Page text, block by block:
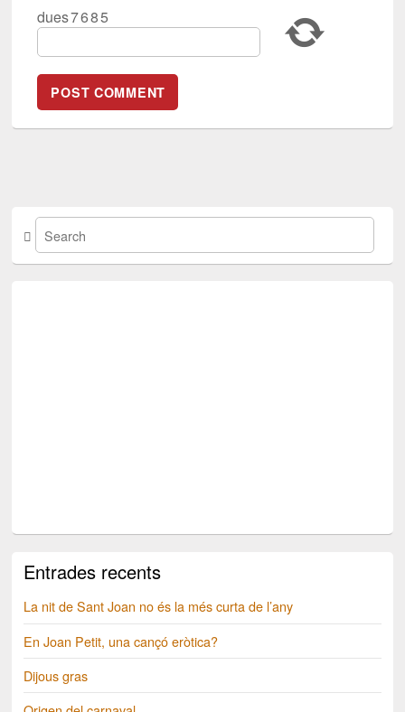
dues7685
Entrades recents
La nit de Sant Joan no és la més curta de l’any
En Joan Petit, una cançó eròtica?
Dijous gras